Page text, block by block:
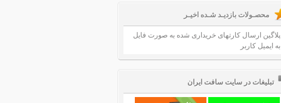
محصـولات بازدیـد شـده اخیـر
پلاگین ارسال کارتهای خریداری شده به صورت فایل
به ایمیل کاربر
تبلیغات در سایت سافت ایران